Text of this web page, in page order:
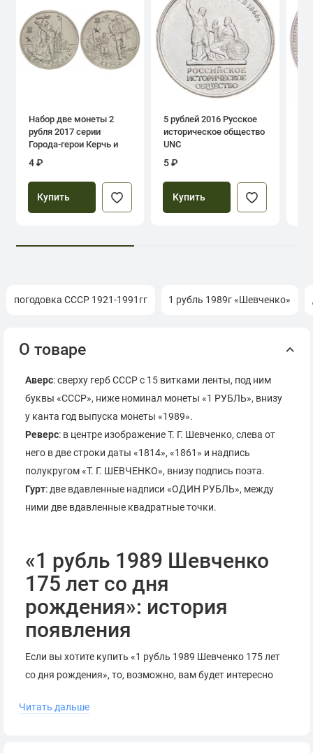
Набор две монеты 2
рубля 2017 серии
Города-герои Керчь и
Севастополь
4 ₽
Купить
5 рублей 2016 Русское
историческое общество
UNC
5 ₽
Купить
погодовка СССР 1921-1991гг 1 рубль 1989г «Шевченко»
О товаре
Аверс: сверху герб СССР с 15 витками ленты, под ним
буквы «СССР», ниже номинал монеты «1 РУБЛЬ», внизу
у канта год выпуска монеты «1989».
Реверс: в центре изображение Т. Г. Шевченко, слева от
него в две строки даты «1814», «1861» и надпись
полукругом «Т. Г. ШЕВЧЕНКО», внизу подпись поэта.
Гурт: две вдавленные надписи «ОДИН РУБЛЬ», между
ними две вдавленные квадратные точки.
«1 рубль 1989 Шевченко
175 лет со дня
рождения»: история
появления
Если вы хотите купить «1 рубль 1989 Шевченко 175 лет
со дня рождения», то, возможно, вам будет интересно
Ее выпуск приурочили ко дню рождения Т.Г.Шевченко –
Читать дальше